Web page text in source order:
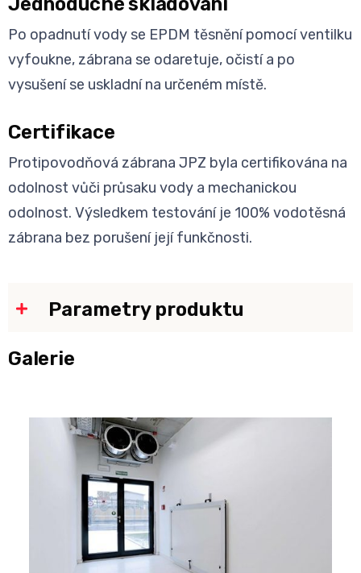
Po opadnutí vody se EPDM těsnění pomocí ventilku
vyfoukne, zábrana se odaretuje, očistí a po
vysušení se uskladní na určeném místě.
Certifikace
Protipovodňová zábrana JPZ byla certifikována na
odolnost vůči průsaku vody a mechanickou
odolnost. Výsledkem testování je 100% vodotěsná
zábrana bez porušení její funkčnosti.
Parametry produktu
Galerie